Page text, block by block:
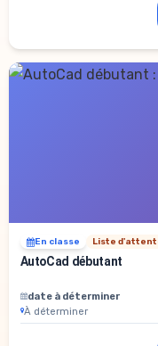
En classe Liste
AutoCad débutant
date à déterminer
À déterminer